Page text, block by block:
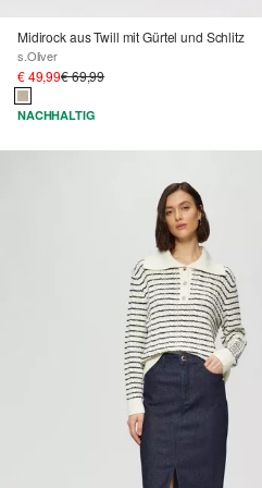
Midirock aus Twill mit Gürtel und Schlitz
s.Oliver
€ 49,99€ 69,99
NACHHALTIG